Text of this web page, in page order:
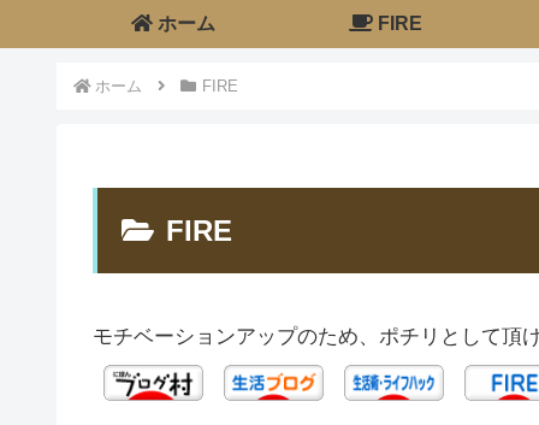
ホーム FIRE
ホーム FIRE
FIRE
モチベーションアップのため、ポチリとして頂